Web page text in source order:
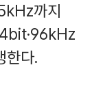
까지
한다.